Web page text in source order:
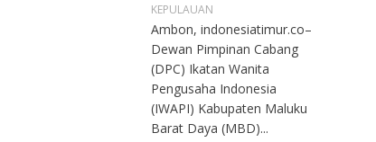
KEPULAUAN
Ambon, indonesiatimur.co–
Dewan Pimpinan Cabang
(DPC) Ikatan Wanita
Pengusaha Indonesia
(IWAPI) Kabupaten Maluku
Barat Daya (MBD)...